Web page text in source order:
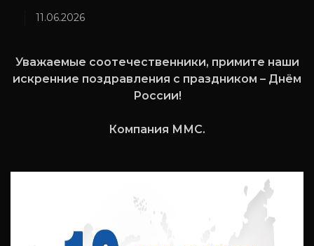
11.06.2026
Уважаемые соотечественники, примите наши
искренние поздравления с праздником – Днём
России!
Компания ММС.